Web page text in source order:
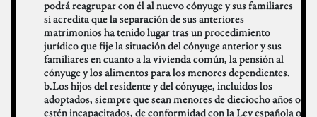
podrá reagrupar con él al nuevo cónyuge y sus familiares
si acredita que la separación de sus anteriores
matrimonios ha tenido lugar tras un procedimiento
jurídico que fije la situación del cónyuge anterior y sus
familiares en cuanto a la vivienda común, la pensión al
cónyuge y los alimentos para los menores dependientes.
b.Los hijos del residente y del cónyuge, incluidos los
adoptados, siempre que sean menores de dieciocho años o
estén incapacitados, de conformidad con la Ley española o